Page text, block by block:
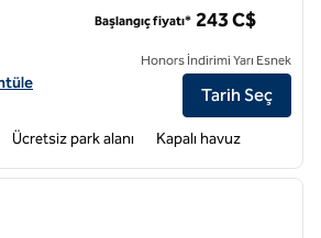
Toronto Oakville için otel detaylarını
Başlangıç fiyatı* 243 C$
Honors İndirimi Yarı Esnek
Tarih Seç
Ücretsiz park alanı Kapalı havuz